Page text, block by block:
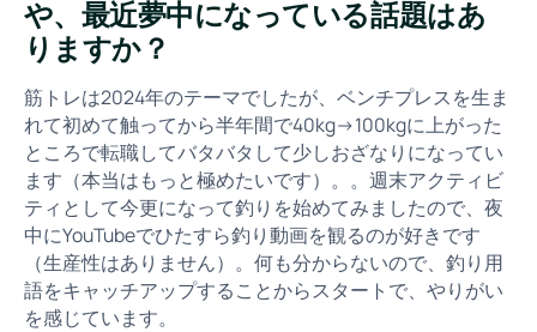
や、最近夢中になっている話題はあ
りますか？
筋トレは2024年のテーマでしたが、ベンチプレスを生ま
れて初めて触ってから半年間で40kg→100kgに上がった
ところで転職してバタバタして少しおざなりになってい
ます（本当はもっと極めたいです）。。週末アクティビ
ティとして今更になって釣りを始めてみましたので、夜
中にYouTubeでひたすら釣り動画を観るのが好きです
（生産性はありません）。何も分からないので、釣り用
語をキャッチアップすることからスタートで、やりがい
を感じています。